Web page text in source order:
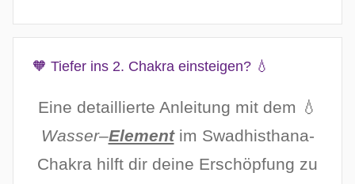
🧡 Tiefer ins 2. Chakra einsteigen? 💧
Eine detaillierte Anleitung mit dem 💧
Wasser–Elementim Swadhisthana-
Chakra hilft dir deine Erschöpfung zu